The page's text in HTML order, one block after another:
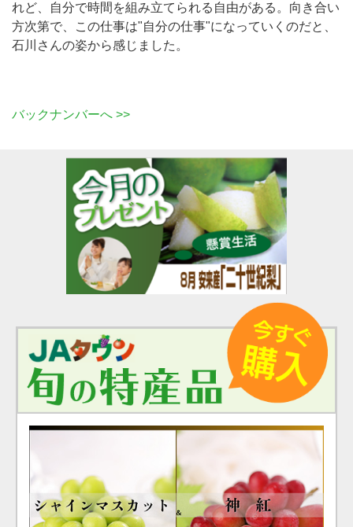
れど、自分で時間を組み立てられる自由がある。向き合い
方次第で、この仕事は"自分の仕事"になっていくのだと、
石川さんの姿から感じました。
バックナンバーへ >>